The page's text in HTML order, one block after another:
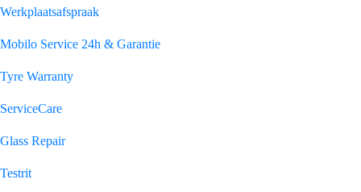
Werkplaatsafspraak
Mobilo Service 24h & Garantie
Tyre Warranty
ServiceCare
Glass Repair
Testrit